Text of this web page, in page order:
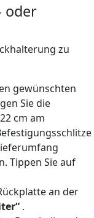
oder
zu
gewünschten
Sie die
cm am
Tippen Sie auf
an der
.